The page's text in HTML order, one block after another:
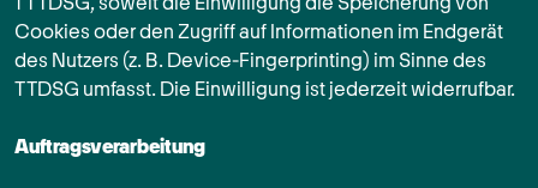
Cookies oder den Zugriff auf Informationen im Endgerät
des Nutzers (z. B. Device-Fingerprinting) im Sinne des
TTDSG umfasst. Die Einwilligung ist jederzeit widerrufbar.
Auftragsverarbeitung